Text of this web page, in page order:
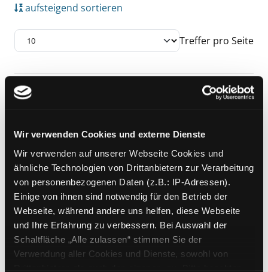
Wir verwenden Cookies und externe Dienste
Wir verwenden auf unserer Webseite Cookies und
ähnliche Technologien von Drittanbietern zur Verarbeitung
von personenbezogenen Daten (z.B.: IP-Adressen).
Einige von ihnen sind notwendig für den Betrieb der
Webseite, während andere uns helfen, diese Webseite
und Ihre Erfahrung zu verbessern. Bei Auswahl der
Schaltfläche „Alle zulassen“ stimmen Sie der
Verwendung aller Cookies und Dienste, sowohl von
aufsteigend sortieren
Treffer pro Seite
Suchergebnis
Zu den Suchfiltern springen
Exemplar-Details von Beef Buddies anzeigen
das Kochbuch für echte Kerle
Verfasser: Buchholz,Frank Chakall
Rose, TarikSuche nach diesem Verfasser
Jahr:
2014
Verlag:
Neustadt an der
Weinstraße, Neuer Umschau-
Zu den Suchfiltern springen
Sortieren nach